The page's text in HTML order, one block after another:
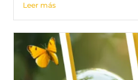
Leer más